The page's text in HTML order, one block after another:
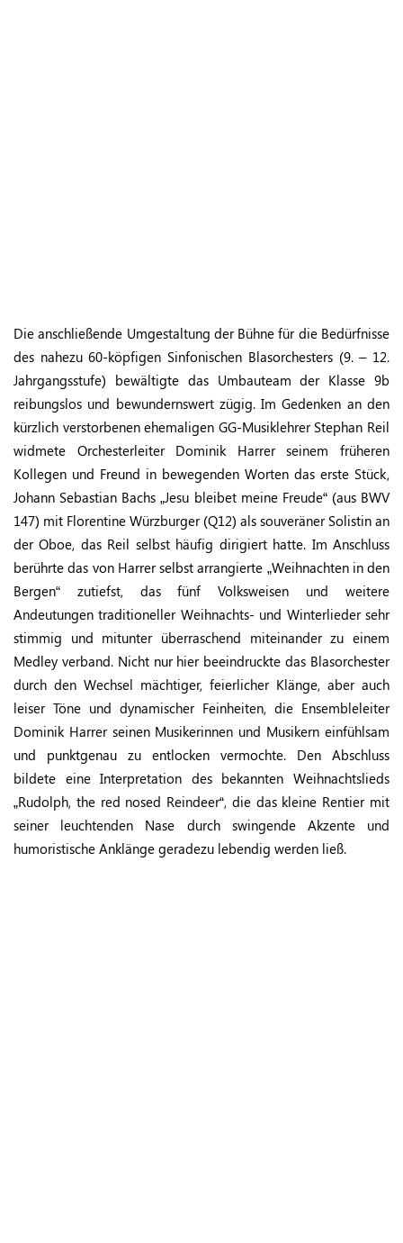
Die anschließende Umgestaltung der Bühne für die Bedürfnisse
des nahezu 60-köpfigen Sinfonischen Blasorchesters (9. – 12.
Jahrgangsstufe) bewältigte das Umbauteam der Klasse 9b
reibungslos und bewundernswert zügig. Im Gedenken an den
kürzlich verstorbenen ehemaligen GG-Musiklehrer Stephan Reil
widmete Orchesterleiter Dominik Harrer seinem früheren
Kollegen und Freund in bewegenden Worten das erste Stück,
Johann Sebastian Bachs „Jesu bleibet meine Freude“ (aus BWV
147) mit Florentine Würzburger (Q12) als souveräner Solistin an
der Oboe, das Reil selbst häufig dirigiert hatte. Im Anschluss
berührte das von Harrer selbst arrangierte „Weihnachten in den
Bergen“ zutiefst, das fünf Volksweisen und weitere
Andeutungen traditioneller Weihnachts- und Winterlieder sehr
stimmig und mitunter überraschend miteinander zu einem
Medley verband. Nicht nur hier beeindruckte das Blasorchester
durch den Wechsel mächtiger, feierlicher Klänge, aber auch
leiser Töne und dynamischer Feinheiten, die Ensembleleiter
Dominik Harrer seinen Musikerinnen und Musikern einfühlsam
und punktgenau zu entlocken vermochte. Den Abschluss
bildete eine Interpretation des bekannten Weihnachtslieds
„Rudolph, the red nosed Reindeer“, die das kleine Rentier mit
seiner leuchtenden Nase durch swingende Akzente und
humoristische Anklänge geradezu lebendig werden ließ.